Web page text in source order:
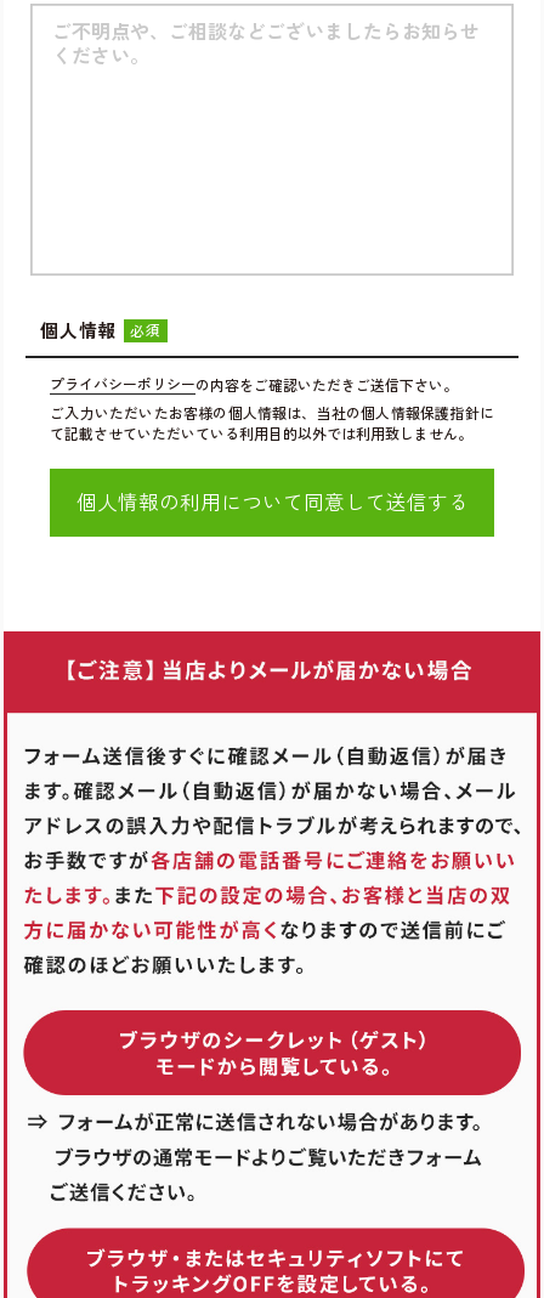
個人情報 必須
プライバシーポリシーの内容をご確認いただきご送信下さい。
ご入力いただいたお客様の個人情報は、当社の個人情報保護指針に
て記載させていただいている利用目的以外では利用致しません。